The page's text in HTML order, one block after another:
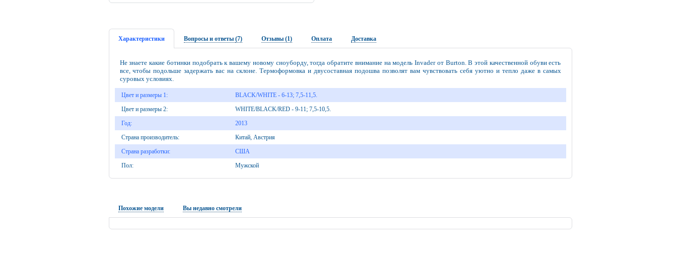
Характеристики Вопросы и ответы (7) Отзывы (1) Оплата Доставка
Не знаете какие ботинки подобрать к вашему новому сноуборду, тогда обратите внимание на модель Invader от Burton. В этой качественной обуви есть
все, чтобы подольше задержать вас на склоне. Термоформовка и двусоставная подошва позволят вам чувствовать себя уютно и тепло даже в самых
суровых условиях.
Цвет и размеры 1:
BLACK/WHITE - 6-13; 7,5-11,5.
Цвет и размеры 2:
WHITE/BLACK/RED - 9-11; 7,5-10,5.
Год:
2013
Страна производитель:
Китай, Австрия
Страна разработки:
США
Пол:
Мужской
Похожие модели Вы недавно смотрели